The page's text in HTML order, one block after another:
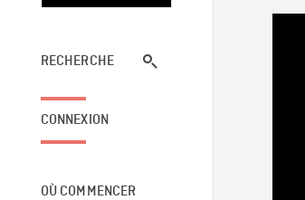
RECHERCHE
CONNEXION
OÙ COMMENCER